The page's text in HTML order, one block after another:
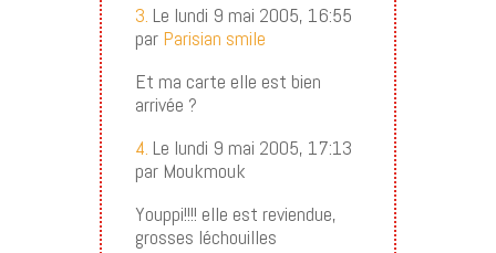
3. Le lundi 9 mai 2005, 16:55
par Parisian smile
Et ma carte elle est bien
arrivée ?
4. Le lundi 9 mai 2005, 17:13
par Moukmouk
Youppi!!!! elle est reviendue,
grosses léchouilles